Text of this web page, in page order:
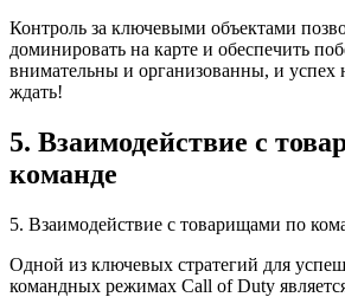
Контроль за ключевыми объектами
доминировать на карте и обеспечить
внимательны и организованны, и успех
ждать!
5. Взаимодействие с
команде
5. Взаимодействие с товарищами по
Одной из ключевых стратегий для
командных режимах Call of Duty